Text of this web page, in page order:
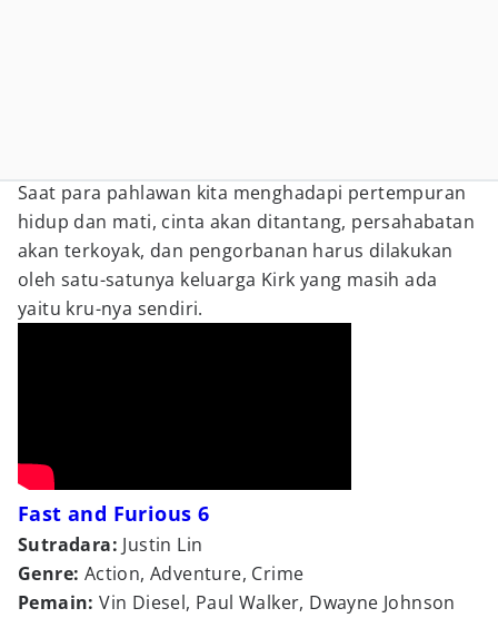
Saat para pahlawan kita menghadapi pertempuran
hidup dan mati, cinta akan ditantang, persahabatan
akan terkoyak, dan pengorbanan harus dilakukan
oleh satu-satunya keluarga Kirk yang masih ada
yaitu kru-nya sendiri.
Fast and Furious 6
Sutradara: Justin Lin
Genre: Action, Adventure, Crime
Pemain:Vin Diesel, Paul Walker, Dwayne Johnson